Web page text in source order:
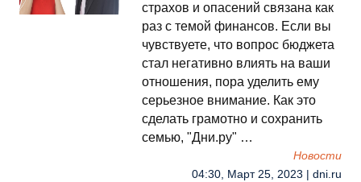
страхов и опасений связана как
раз с темой финансов. Если вы
чувствуете, что вопрос бюджета
стал негативно влиять на ваши
отношения, пора уделить ему
серьезное внимание. Как это
сделать грамотно и сохранить
семью, "Дни.ру" …
Новости
04:30, Март 25, 2023 | dni.ru